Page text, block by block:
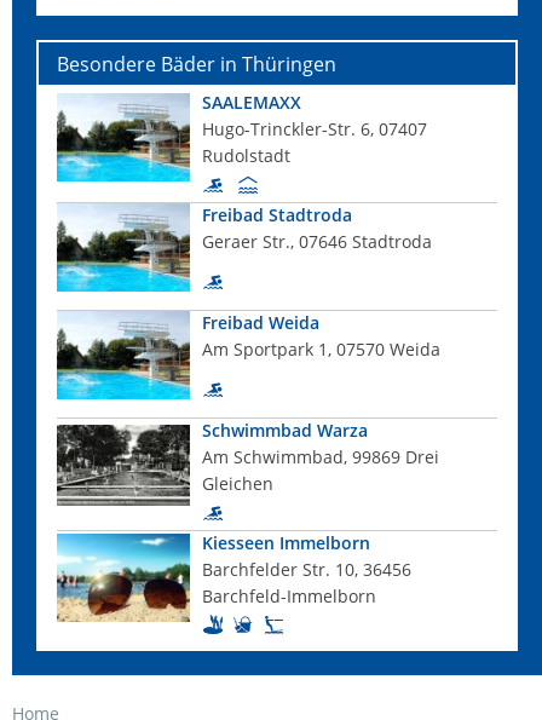
Besondere Bäder in Thüringen
SAALEMAXX
Hugo-Trinckler-Str. 6, 07407
Rudolstadt
Freibad Stadtroda
Geraer Str., 07646 Stadtroda
Freibad Weida
Am Sportpark 1, 07570 Weida
Schwimmbad Warza
Am Schwimmbad, 99869 Drei
Gleichen
Kiesseen Immelborn
Barchfelder Str. 10, 36456
Barchfeld-Immelborn
Home